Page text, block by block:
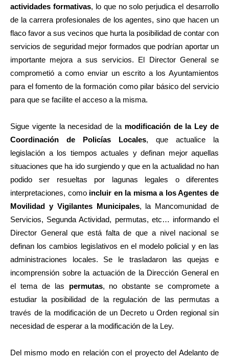
actividades formativas, lo que no solo perjudica el desarrollo
de la carrera profesionales de los agentes, sino que hacen un
flaco favor a sus vecinos que hurta la posibilidad de contar con
servicios de seguridad mejor formados que podrían aportar un
importante mejora a sus servicios. El Director General se
comprometió a como enviar un escrito a los Ayuntamientos
para el fomento de la formación como pilar básico del servicio
para que se facilite el acceso a la misma.
Sigue vigente la necesidad de la modificación de la Ley de
Coordinación de Policías Locales, que actualice la
legislación a los tiempos actuales y definan mejor aquellas
situaciones que ha ido surgiendo y que en la actualidad no han
podido ser resueltas por lagunas legales o diferentes
interpretaciones, como incluir en la misma a los Agentes de
Movilidad y Vigilantes Municipales, la Mancomunidad de
Servicios, Segunda Actividad, permutas, etc… informando el
Director General que está falta de que a nivel nacional se
definan los cambios legislativos en el modelo policial y en las
administraciones locales. Se le trasladaron las quejas e
incomprensión sobre la actuación de la Dirección General en
el tema de las permutas, no obstante se compromete a
estudiar la posibilidad de la regulación de las permutas a
través de la modificación de un Decreto u Orden regional sin
necesidad de esperar a la modificación de la Ley.
Del mismo modo en relación con el proyecto del Adelanto de